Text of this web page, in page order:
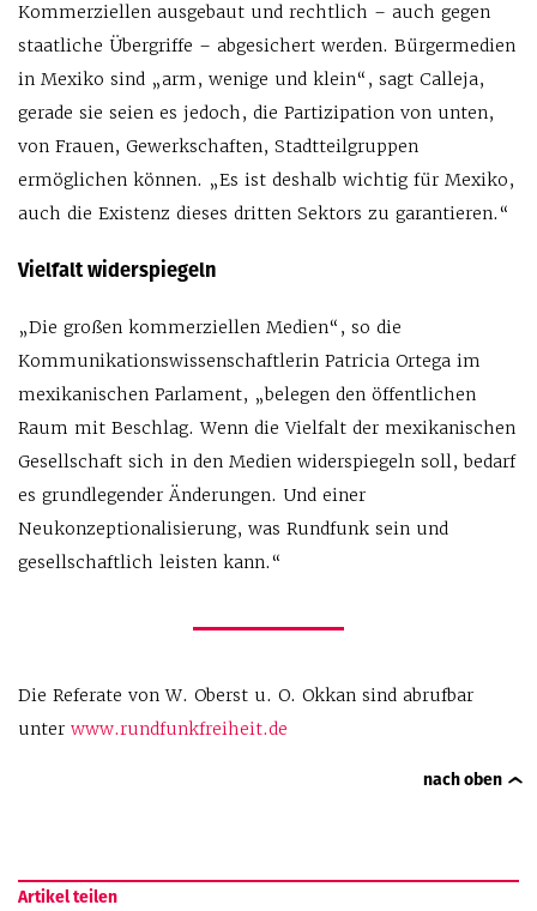
Kommerziellen ausgebaut und rechtlich – auch gegen
staatliche Übergriffe – abgesichert werden. Bürgermedien
in Mexiko sind „arm, wenige und klein“, sagt Calleja,
gerade sie seien es jedoch, die Partizipation von unten,
von Frauen, Gewerkschaften, Stadtteilgruppen
ermöglichen können. „Es ist deshalb wichtig für Mexiko,
auch die Existenz dieses dritten Sektors zu garantieren.“
Vielfalt widerspiegeln
„Die großen kommerziellen Medien“, so die
Kommunikationswissenschaftlerin Patricia Ortega im
mexikanischen Parlament, „belegen den öffentlichen
Raum mit Beschlag. Wenn die Vielfalt der mexikanischen
Gesellschaft sich in den Medien widerspiegeln soll, bedarf
es grundlegender Änderungen. Und einer
Neukonzeptionalisierung, was Rundfunk sein und
gesellschaftlich leisten kann.“
Die Referate von W. Oberst u. O. Okkan sind abrufbar
unter www.rundfunkfreiheit.de
nach oben
Artikel teilen